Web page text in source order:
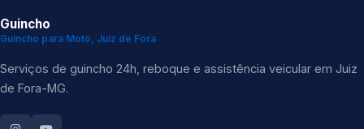
Guincho
Guincho para Moto, Juiz de Fora
Serviços de guincho 24h, reboque e assistência veicular em Juiz
de Fora-MG.